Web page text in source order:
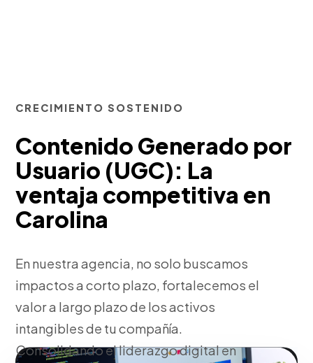
CRECIMIENTO SOSTENIDO
Contenido Generado por
Usuario (UGC): La
ventaja competitiva en
Carolina
En nuestra agencia, no solo buscamos
impactos a corto plazo, fortalecemos el
valor a largo plazo de los activos
intangibles de tu compañía.
Consolidando el liderazgo digital en